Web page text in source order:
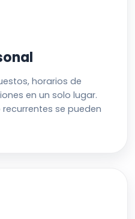
horarios de
en un solo lugar.
se pueden